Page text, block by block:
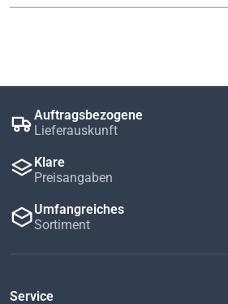
Auftragsbezogene
Lieferauskunft
Klare
Preisangaben
Umfangreiches
Sortiment
Service